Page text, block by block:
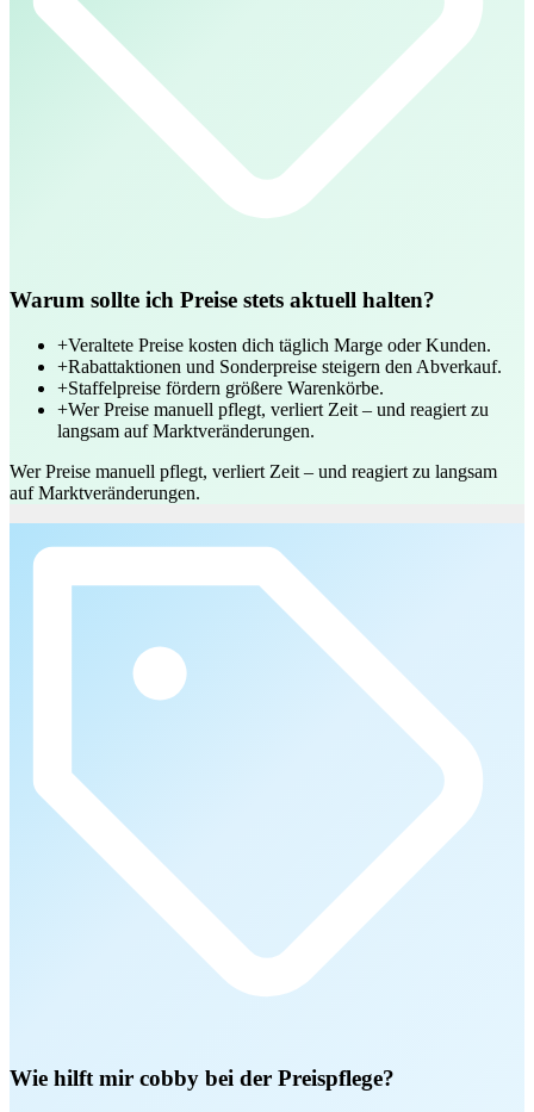
Warum sollte ich Preise stets aktuell halten?
+Veraltete Preise kosten dich täglich Marge oder Kunden.
+Rabattaktionen und Sonderpreise steigern den Abverkauf.
+Staffelpreise fördern größere Warenkörbe.
+Wer Preise manuell pflegt, verliert Zeit – und reagiert zu
langsam auf Marktveränderungen.
Wer Preise manuell pflegt, verliert Zeit – und reagiert zu langsam
auf Marktveränderungen.
Wie hilft mir cobby bei der Preispflege?